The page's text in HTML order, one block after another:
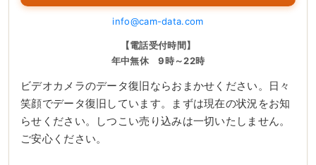
info@cam-data.com
【電話受付時間】
年中無休 9時～22時
ビデオカメラのデータ復旧ならおまかせください。日々
笑顔でデータ復旧しています。まずは現在の状況をお知
らせください。しつこい売り込みは一切いたしません。
ご安心ください。